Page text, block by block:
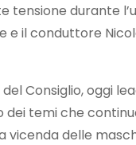
tensione durante
e il conduttore
del Consiglio, oggi
dei temi che
vicenda delle